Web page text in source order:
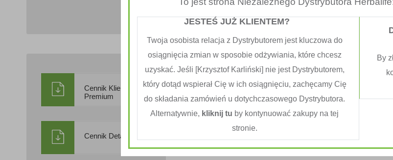
Cennik Klienta
Premium
Cennik Detaliczny
JESTEŚ JUŻ KLIENTEM?
Twoja osobista relacja z Dystrybutorem jest kluczowa do
osiągnięcia zmian w sposobie odżywiania, które chcesz
uzyskać. Jeśli [Krzysztof Karliński] nie jest Dystrybutorem,
który dotąd wspierał Cię w ich osiągnięciu, zachęcamy Cię
do składania zamówień u dotychczasowego Dystrybutora.
Alternatywnie, kliknij tu by kontynuować zakupy na tej
stronie.
By